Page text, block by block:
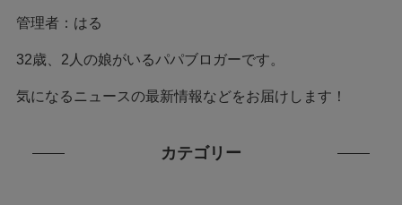
管理者：はる
32歳、2人の娘がいるパパブロガーです。
気になるニュースの最新情報などをお届けします！
カテゴリー